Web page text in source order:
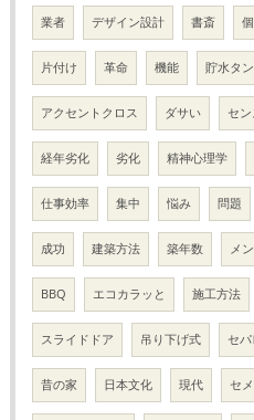
業者 デザイン設計 書斎
片付け 革命 機能 貯水タ
アクセントクロス ダサい セン
経年劣化 劣化 精神心理学
仕事効率 集中 悩み 問題
成功 建築方法 築年数 メ
BBQ エコカラッと 施工方法
スライドドア 吊り下げ式 セ
昔の家 日本文化 現代 セ